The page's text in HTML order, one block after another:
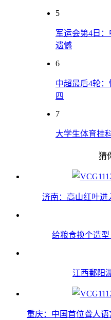
5
军运会第4日
遗憾
6
中超最后4轮
四
7
大学生体育挂
猜
济南：高山红叶进
给粮食换个造
江西鄱阳
重庆：中国首位聋人语